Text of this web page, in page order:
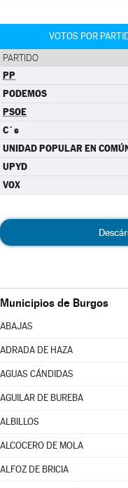
VOTOS POR
PARTIDO
PP
PODEMOS
PSOE
C´s
UNIDAD POPULAR EN
UPYD
VOX
Municipios de Burgos
ABAJAS
ADRADA DE HAZA
AGUAS CÁNDIDAS
AGUILAR DE BUREBA
ALBILLOS
ALCOCERO DE MOLA
ALFOZ DE BRICIA